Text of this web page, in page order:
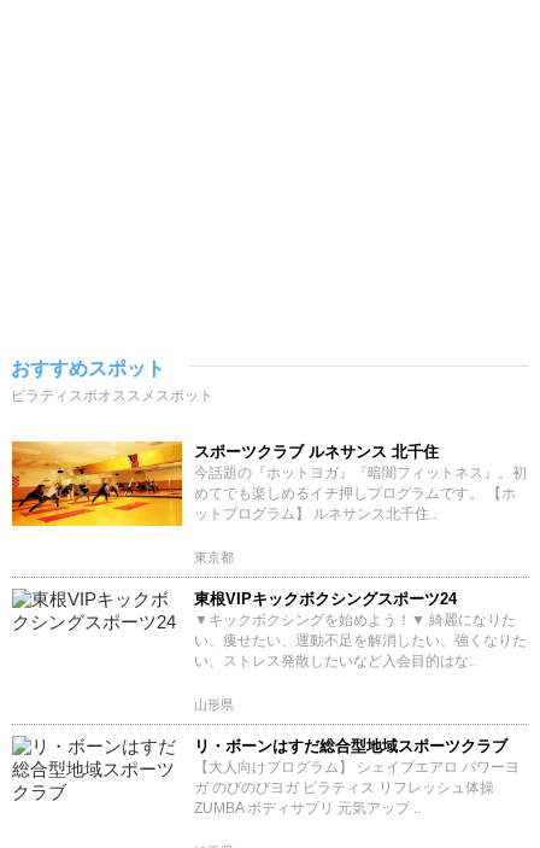
おすすめスポット
ピラティスポオススメスポット
スポーツクラブ ルネサンス 北千住
今話題の『ホットヨガ』『暗闇フィットネス』。初
めてでも楽しめるイチ押しプログラムです。 【ホ
ットプログラム】 ルネサンス北千住..
東京都
東根VIPキックボクシングスポーツ24
▼キックボクシングを始めよう！▼ 綺麗になりた
い、痩せたい、運動不足を解消したい、強くなりた
い、ストレス発散したいなど入会目的はな..
山形県
リ・ボーンはすだ総合型地域スポーツクラブ
【大人向けプログラム】 シェイプエアロ パワーヨ
ガ のびのびヨガ ピラティス リフレッシュ体操
ZUMBA ボディサプリ 元気アップ ..